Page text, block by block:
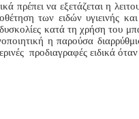
πρέπει να εξετάζεται η
των ειδών υγιεινής
κατά τη χρήση του
η παρούσα
προδιαγραφές ειδικά